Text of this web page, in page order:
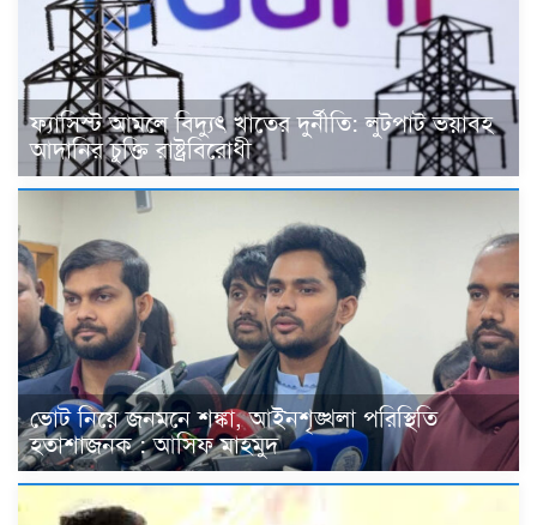
ফ্যাসিস্ট আমলে বিদ্যুৎ খাতের দুর্নীতি: লুটপাট ভয়াবহ
আদানির চুক্তি রাষ্ট্রবিরোধী
ভোট নিয়ে জনমনে শঙ্কা, আইনশৃঙ্খলা পরিস্থিতি
হতাশাজনক : আসিফ মাহমুদ